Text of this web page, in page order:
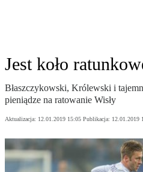
Jest koło
Błaszczykowski, Królewski i
pieniądze na ratowanie Wisły
Aktualizacja: 12.01.2019 15:05 Publikacja: 12.01.2019